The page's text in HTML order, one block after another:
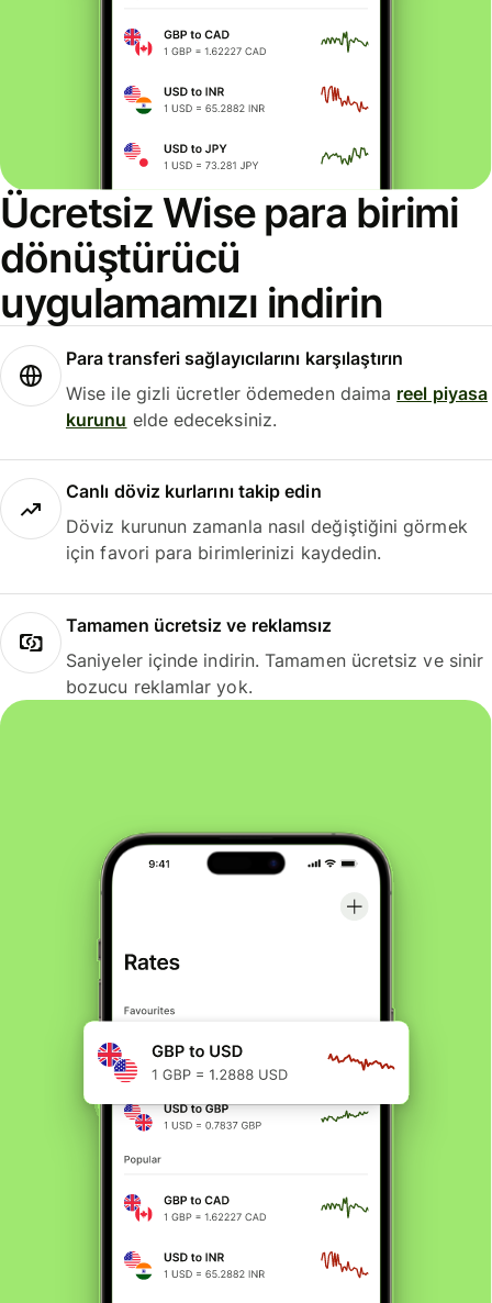
Ücretsiz Wise para birimi
dönüştürücü
uygulamamızı indirin
Para transferi sağlayıcılarını karşılaştırın
Wise ile gizli ücretler ödemeden daima reel piyasa
kurunu elde edeceksiniz.
Canlı döviz kurlarını takip edin
Döviz kurunun zamanla nasıl değiştiğini görmek
için favori para birimlerinizi kaydedin.
Tamamen ücretsiz ve reklamsız
Saniyeler içinde indirin. Tamamen ücretsiz ve sinir
bozucu reklamlar yok.